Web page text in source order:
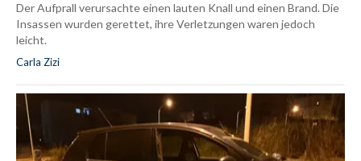
Der Aufprall verursachte einen lauten Knall und einen Brand. Die
Insassen wurden gerettet, ihre Verletzungen waren jedoch
leicht.
Carla Zizi